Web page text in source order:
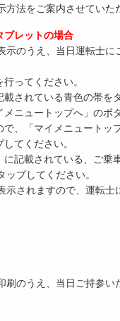
方法をご案内させていた
ブレットの場合
示のうえ、当日運転士に
てください。
れている青色の帯を
ュートップへ」のボ
「マイメニュートッ
ください。
載されている、ご乗
してください。
されますので、運転士
刷のうえ、当日ご持参い